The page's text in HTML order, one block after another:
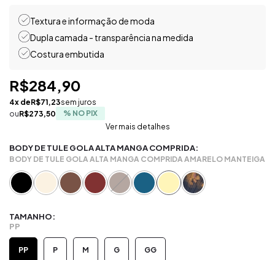
Textura e informação de moda
Dupla camada - transparência na medida
Costura embutida
R$284,90
4x deR$71,23sem juros
R$273,50
Ver mais detalhes
BODY DE TULE GOLA ALTA MANGA COMPRIDA:
BODY DE TULE GOLA ALTA MANGA COMPRIDA AMARELO MANTEIGA
TAMANHO:
PP
PP P M G GG